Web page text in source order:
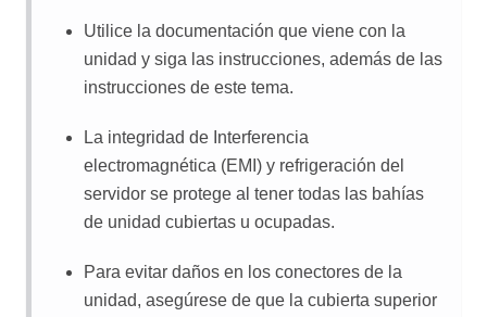
Utilice la documentación que viene con la
unidad y siga las instrucciones, además de las
instrucciones de este tema.
La integridad de Interferencia
electromagnética (EMI) y refrigeración del
servidor se protege al tener todas las bahías
de unidad cubiertas u ocupadas.
Para evitar daños en los conectores de la
unidad, asegúrese de que la cubierta superior